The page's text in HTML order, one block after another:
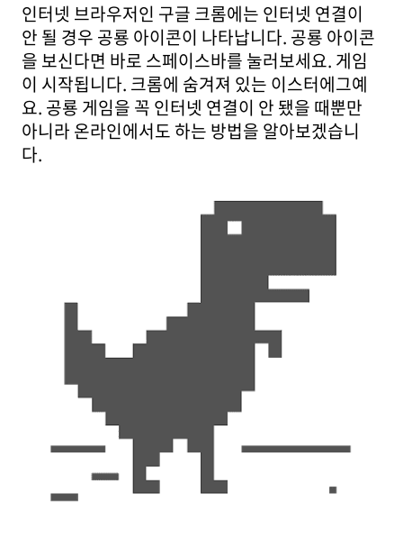
인터넷 브라우저인 구글 크롬에는 인터넷 연결이
안 될 경우 공룡 아이콘이 나타납니다. 공룡 아이콘
을 보신다면 바로 스페이스바를 눌러보세요. 게임
이 시작됩니다. 크롬에 숨겨져 있는 이스터에그예
요. 공룡 게임을 꼭 인터넷 연결이 안 됐을 때뿐만
아니라 온라인에서도 하는 방법을 알아보겠습니
다.